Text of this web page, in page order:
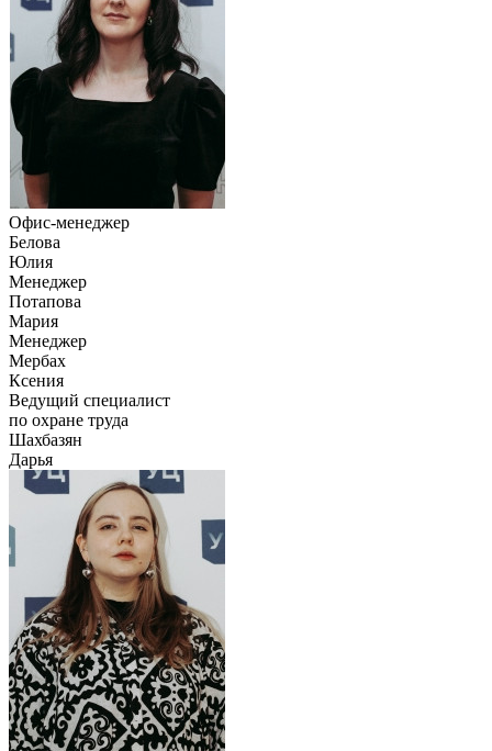
Офис-менеджер
Белова
Юлия
Менеджер
Потапова
Мария
Менеджер
Мербах
Ксения
Ведущий специалист
по охране труда
Шахбазян
Дарья